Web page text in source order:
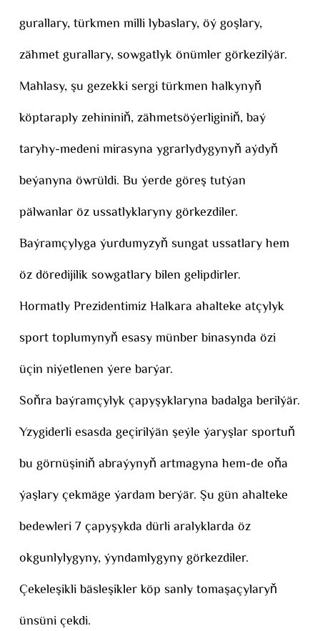
gurallary, türkmen milli lybaslary, öý goşlary,
zähmet gurallary, sowgatlyk önümler görkezilýär.
Mahlasy, şu gezekki sergi türkmen halkynyň
köptaraply zehininiň, zähmetsöýerliginiň, baý
taryhy-medeni mirasyna ygrarlydygynyň aýdyň
beýanyna öwrüldi. Bu ýerde göreş tutýan
pälwanlar öz ussatlyklaryny görkezdiler.
Baýramçylyga ýurdumyzyň sungat ussatlary hem
öz döredijilik sowgatlary bilen gelipdirler.
Hormatly Prezidentimiz Halkara ahalteke atçylyk
sport toplumynyň esasy münber binasynda özi
üçin niýetlenen ýere barýar.
Soňra baýramçylyk çapyşyklaryna badalga berilýär.
Yzygiderli esasda geçirilýän şeýle ýaryşlar sportuň
bu görnüşiniň abraýynyň artmagyna hem-de oňa
ýaşlary çekmäge ýardam berýär. Şu gün ahalteke
bedewleri 7 çapyşykda dürli aralyklarda öz
okgunlylygyny, ýyndamlygyny görkezdiler.
Çekeleşikli bäsleşikler köp sanly tomaşaçylaryň
ünsüni çekdi.